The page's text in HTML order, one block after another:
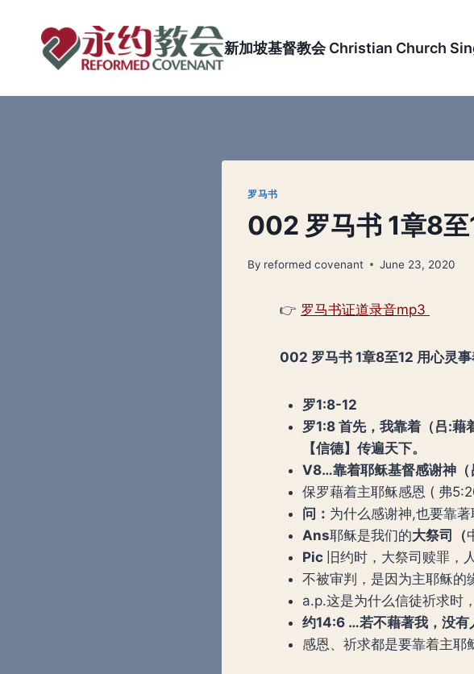
content
新加坡基督教会 Christian Church
罗马书
002 罗马书 1章8
By reformed covenant June 23, 2020
👉 罗马书证道录音mp3
002 罗马书 1章8至12 用心灵
罗1:8-12
罗1:8 首先，我靠着（吕:藉
【信德】传遍天下。
V8…靠着耶稣基督感谢神
保罗藉着主耶稣感恩 ( 弗
问： 为什么感谢神,也要靠著
Ans耶稣是我们的大祭司（
Pic 旧约时，大祭司赎罪，
不被审判，是因为主耶稣的
a.p.这是为什么信徒祈求时
约14:6 …若不藉著我，没有
感恩、祈求都是要靠着主耶